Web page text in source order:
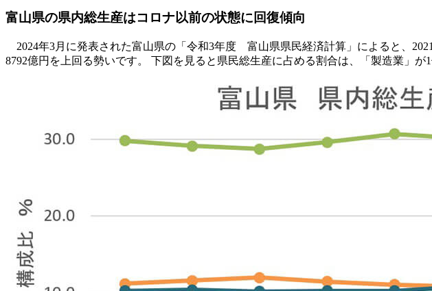
富山県の県内総生産はコロナ以前の状態に回復傾向
2024年3月に発表された富山県の「令和3年度 富山県県民経済計算」によると、
8792億円を上回る勢いです。 下図を見ると県民総生産に占める割合は、「製造業」が